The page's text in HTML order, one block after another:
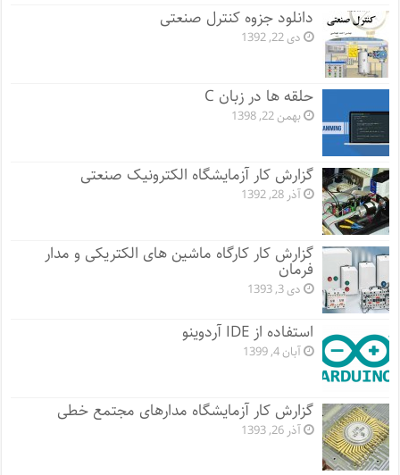
دانلود جزوه کنترل صنعتی
دی 22, 1392
حلقه ها در زبان C
بهمن 22, 1398
گزارش کار آزمایشگاه الکترونیک صنعتی
آذر 28, 1392
گزارش کار کارگاه ماشین های الکتریکی و مدار
فرمان
دی 3, 1393
استفاده از IDE آردوینو
آبان 4, 1399
گزارش کار آزمایشگاه مدارهای مجتمع خطی
آذر 26, 1393